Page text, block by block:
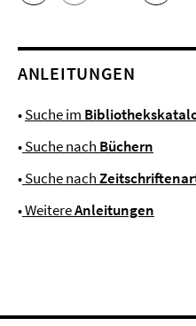
ANLEITUNGEN
•Suche im
•Suche nach Büchern
•Suche nach
•WeitereAnleitungen